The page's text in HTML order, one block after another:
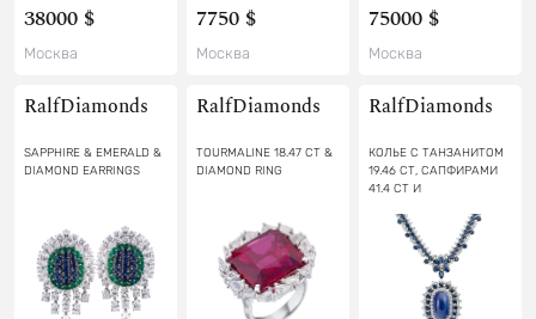
38000 $
Москва
7750 $
Москва
75000 $
Москва
RalfDiamonds
SAPPHIRE & EMERALD &
DIAMOND EARRINGS
RalfDiamonds
TOURMALINE 18.47 CT &
DIAMOND RING
RalfDiamonds
КОЛЬЕ С ТАНЗАНИТОМ
19.46 СТ, САПФИРАМИ
41.4 СТ И